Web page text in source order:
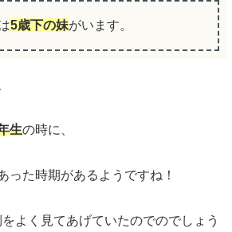
5歳下の妹がいます。
生の時に、
った時期があるようですね！
よく見てあげていたのでのでしょう